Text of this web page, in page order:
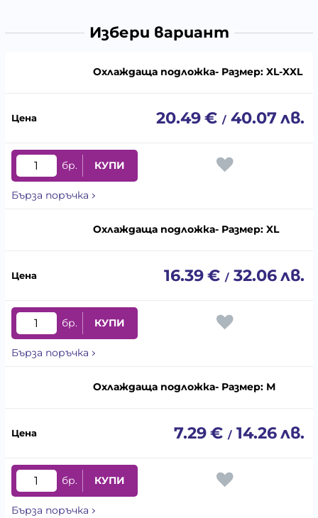
Избери вариант
Охлаждаща подложка- Размер: XL-XXL
20.49€ / 40.07лв.
бр. КУПИ
Бърза поръчка
Охлаждаща подложка- Размер: XL
16.39€ / 32.06лв.
бр. КУПИ
Бърза поръчка
Охлаждаща подложка- Размер: М
7.29€ / 14.26лв.
бр. КУПИ
Бърза поръчка